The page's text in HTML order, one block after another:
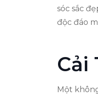
sóc sắc
độc đáo
Cải
Một